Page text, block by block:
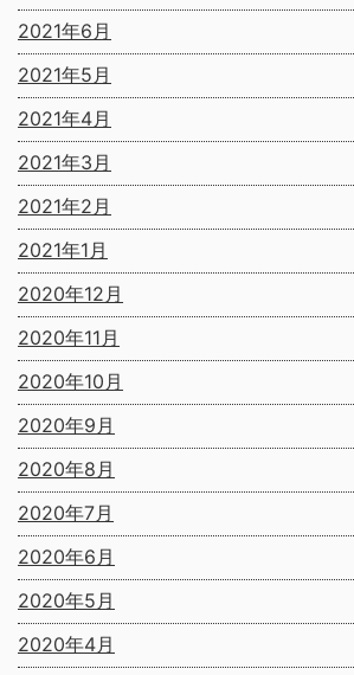
2021年6月
2021年5月
2021年4月
2021年3月
2021年2月
2021年1月
2020年12月
2020年11月
2020年10月
2020年9月
2020年8月
2020年7月
2020年6月
2020年5月
2020年4月